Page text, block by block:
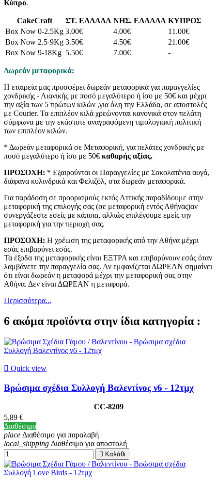
Κύπρο.
CakeCraft ΣΤ. ΕΛΛΑΔΑ ΝΗΣ. ΕΛΛΑΔΑ ΚΥΠΡΟΣ
Box Now 0-2.5Kg 3.00€ 4.00€
11.00€
Box Now 2.5-9Kg 3.50€ 4.50€
21.00€
Box Now 9-18Kg 5.50€ 7.00€ -
Δωρεάν μεταφορικά:
Η εταιρεία μας προσφέρει δωρεάν μεταφορικά για παραγγελίες
χονδρικής - Λιανικής με ποσό μεγαλύτερο ή ίσο με 50€ και μέχρι
την αξία των 5 πρώτων κιλών ,για όλη την Ελλάδα, σε αποστολές
με Courier. Τα επιπλέον κιλά χρεώνονται κανονικά στον πελάτη
σύμφωνα με την εκάστοτε αναγραφόμενη τιμολογιακή πολιτική
των επιπλέον κιλών.
* Δωρεάν μεταφορικά σε Μεταφορική, για πελάτες χονδρικής με
ποσό μεγαλύτερο ή ίσο με 50€ καθαρής αξίας.
ΠΡΟΣΟΧΗ: * Εξαιρούνται οι Παραγγελίες με Σοκολατένια αυγά,
διάφανα κυλινδρικά και Φελιζόλ, στα δωρεάν μεταφορικά.
Για παράδοση σε προορισμούς εκτός Αττικής παραδίδουμε στην
μεταφορική της επιλογής σας (σε μεταφορική εντός Αθήνας)αν
συνεργάζεστε εσείς με κάποια, αλλιώς επιλέγουμε εμείς την
μεταφορική για την περιοχή σας.
ΠΡΟΣΟΧΗ: Η χρέωση της μεταφορικής από την Αθήνα μέχρι
εσάς επιβαρύνει εσάς.
Τα έξοδα της μεταφορικής είναι ΕΞΤΡΑ και επιβαρύνουν εσάς όταν
λαμβάνετε την παραγγελία σας. Αν εμφανίζεται ΔΩΡΕΑΝ σημαίνει
ότι είναι δωρεάν η μεταφορά μέχρι την μεταφορική σας στην
Αθήνα. Δεν είναι ΔΩΡΕΑΝ η μεταφορά.
Περισσότερα...
6 ακόμα προϊόντα στην ίδια κατηγορία :
 Quick view
Βρώσιμα σχέδια Συλλογή Βαλεντίνος ν6 - 12τμχ
CC-8209
5,89 €
Διαθέσιμο
place Διαθέσιμο για παραλαβή
local_shipping Διαθέσιμο για αποστολή
 Καλάθι